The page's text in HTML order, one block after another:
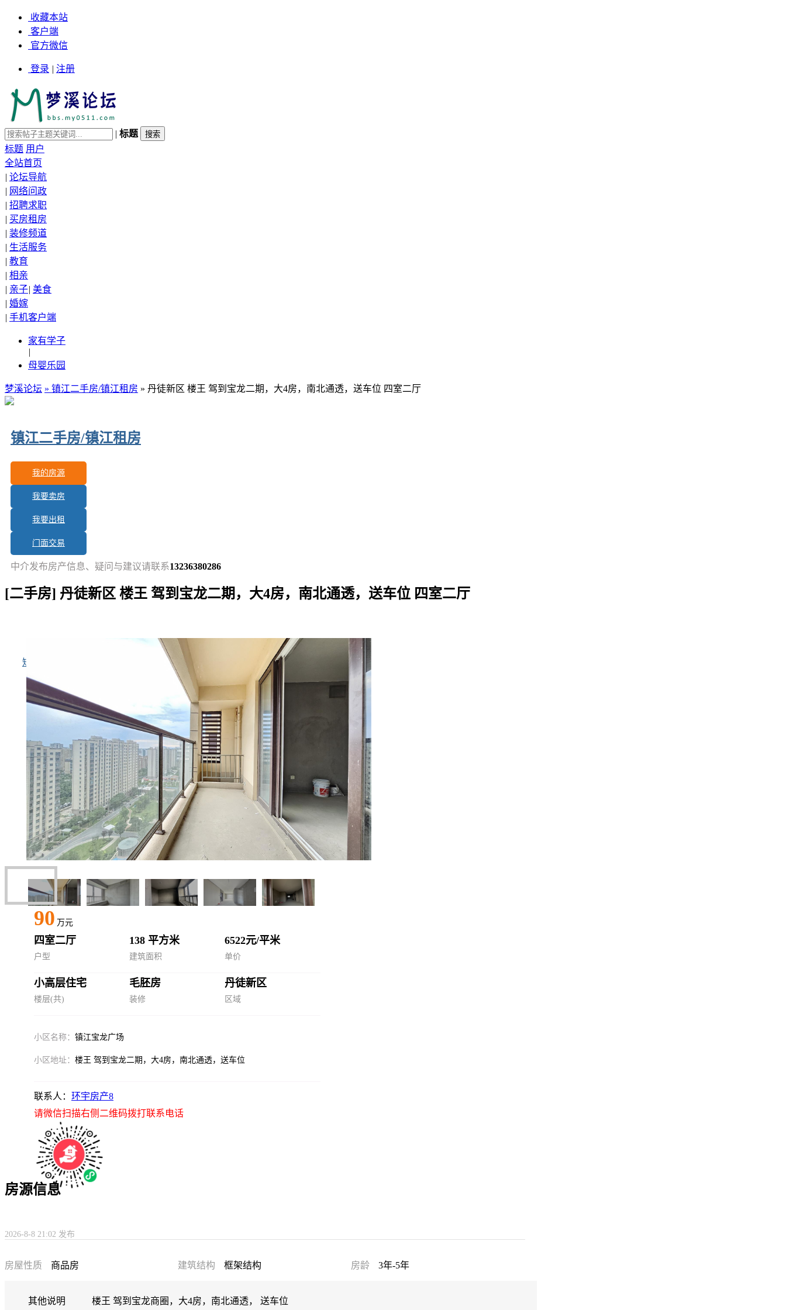
收藏本站
客户端
官方微信
登录 | 注册
| 标题
标题 用户
全站首页
| 论坛导航
| 网络问政
| 招聘求职
| 买房租房
| 装修频道
| 生活服务
| 教育
| 相亲
| 亲子| 美食
| 婚嫁
| 手机客户端
家有学子
|
母婴乐园
梦溪论坛 » 镇江二手房/镇江租房 » 丹徒新区 楼王 驾到宝龙二期，大4房，南北通透，送车位 四室二厅
镇江二手房/镇江租房
更新房源：
中介发布房产信息、疑问与建议请联系13236380286
我的房源
我要卖房
我要出租
门面交易
[二手房] 丹徒新区 楼王 驾到宝龙二期，大4房，南北通透，送车位 四室二厅
短讯
90 万元
四室二厅 138 平方米 6522元/平米
户型 建筑面积 单价
小高层住宅 毛胚房 丹徒新区
楼层(共) 装修 区域
小区名称： 镇江宝龙广场
小区地址： 楼王 驾到宝龙二期，大4房，南北通透，送车位
联系人： 环宇房产8
请微信扫描右侧二维码拨打联系电话
房源信息
2026-8-8 21:02 发布
房屋性质 商品房 建筑结构 框架结构 房龄 3年-5年
其他说明 楼王 驾到宝龙商圈，大4房，南北通透， 送车位